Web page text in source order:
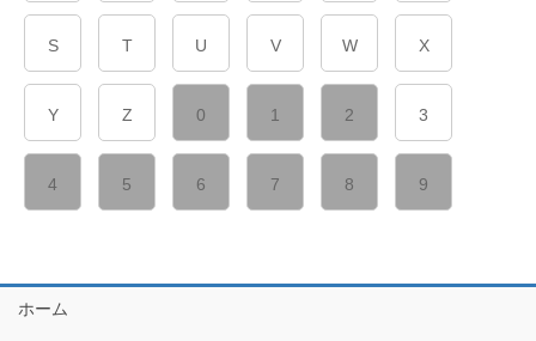
S T U V W X
Y Z 0 1 2 3
4 5 6 7 8 9
ホーム